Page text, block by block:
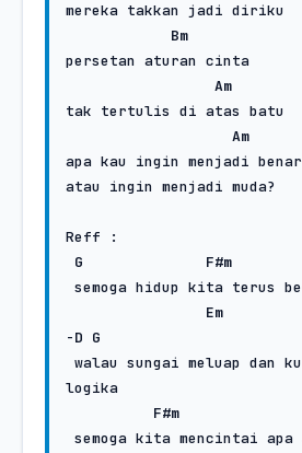
mereka takkan jadi diriku
Bm
persetan aturan cinta
Am
tak tertulis di atas batu
Am
apa kau ingin menjadi benar
atau ingin menjadi muda?
Reff :
G
F#m
Em
-D G
logika
F#m